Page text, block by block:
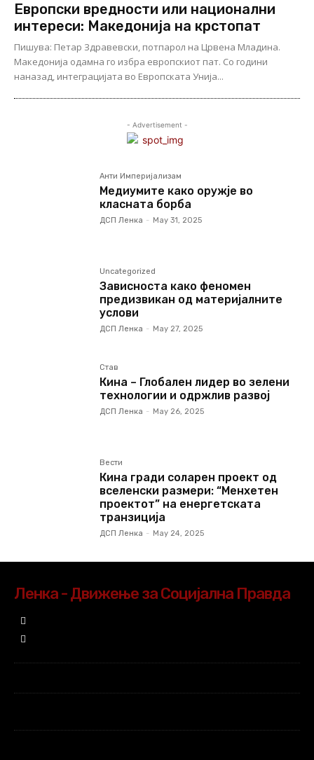
Европски вредности или национални
интереси: Македонија на крстопат
Пишува: Петар Здравевски, потпарол на Црвена Младина.
Македонија одамна го избра европскиот пат. Со години
наназад, интеграцијата во Европската Унија...
- Advertisement -
Анти Империјализам
Медиумите како оружје во
класната борба
ДСП Ленка - May 31, 2025
Uncategorized
Зависноста како феномен
предизвикан од материјалните
услови
ДСП Ленка - May 27, 2025
Став
Кина – Глобален лидер во зелени
технологии и одржлив развој
ДСП Ленка - May 26, 2025
Вести
Кина гради соларен проект од
вселенски размери: “Менхетен
проектот” на енергетската
транзиција
ДСП Ленка - May 24, 2025
Ленка - Движење за Социјална Правда